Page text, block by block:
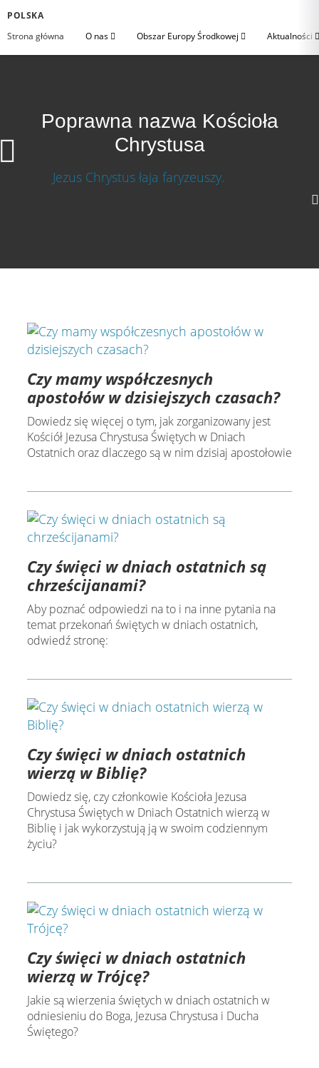
POLSKA
Strona główna
O nas Obszar Europy Środkowej Aktualności
Poprawna nazwa Kościoła
Chrystusa
Czy mamy współczesnych
apostołów w dzisiejszych czasach?
Dowiedz się więcej o tym, jak zorganizowany jest
Kościół Jezusa Chrystusa Świętych w Dniach
Ostatnich oraz dlaczego są w nim dzisiaj apostołowie
Czy święci w dniach ostatnich są
chrześcijanami?
Aby poznać odpowiedzi na to i na inne pytania na
temat przekonań świętych w dniach ostatnich,
odwiedź stronę:
Czy święci w dniach ostatnich
wierzą w Biblię?
Dowiedz się, czy członkowie Kościoła Jezusa
Chrystusa Świętych w Dniach Ostatnich wierzą w
Biblię i jak wykorzystują ją w swoim codziennym
życiu?
Czy święci w dniach ostatnich
wierzą w Trójcę?
Jakie są wierzenia świętych w dniach ostatnich w
odniesieniu do Boga, Jezusa Chrystusa i Ducha
Świętego?